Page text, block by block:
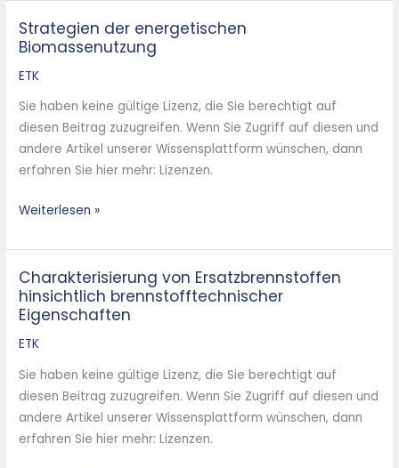
Strategien der energetischen
Biomassenutzung
ETK
Sie haben keine gültige Lizenz, die Sie berechtigt auf
diesen Beitrag zuzugreifen. Wenn Sie Zugriff auf diesen und
andere Artikel unserer Wissensplattform wünschen, dann
erfahren Sie hier mehr: Lizenzen.
Strategien
der
energetischen
Weiterlesen »
Charakterisierung von Ersatzbrennstoffen
hinsichtlich brennstofftechnischer
Eigenschaften
ETK
Sie haben keine gültige Lizenz, die Sie berechtigt auf
diesen Beitrag zuzugreifen. Wenn Sie Zugriff auf diesen und
andere Artikel unserer Wissensplattform wünschen, dann
erfahren Sie hier mehr: Lizenzen.
Charakterisierung
von
Ersatzbrennstoffen
hinsichtlich
Eigenschaften